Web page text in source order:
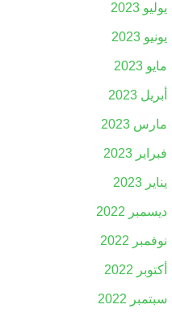
يوليو 2023
يونيو 2023
مايو 2023
أبريل 2023
مارس 2023
فبراير 2023
يناير 2023
ديسمبر 2022
نوفمبر 2022
أكتوبر 2022
سبتمبر 2022